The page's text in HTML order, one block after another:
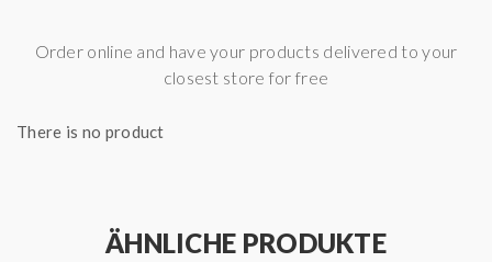
Darüber hinaus ist dasLost Mary DM1200 - Banana
ein Produkt, das sich durch seine hohe Qualität und
auszeichnet. Es ist das Ergebnis jahrelanger
Order online and have your products delivered to your
closest store for free
There is no product
ÄHNLICHE PRODUKTE